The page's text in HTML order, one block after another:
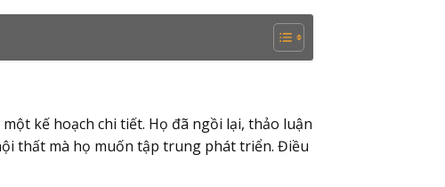
kế hoạch chi tiết. Họ đã ngồi lại, thảo luận
thất mà họ muốn tập trung phát triển. Điều